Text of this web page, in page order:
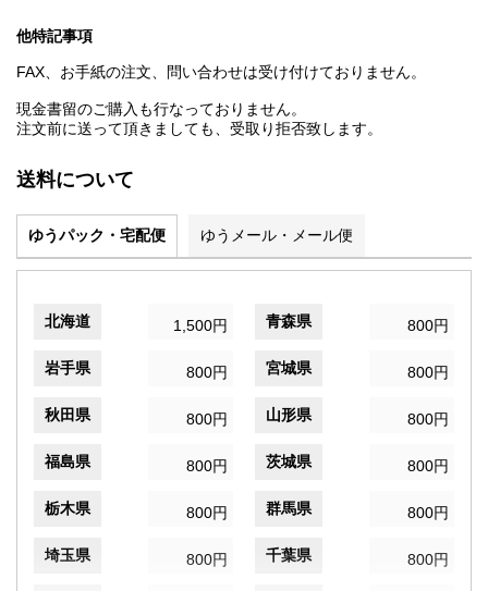
他特記事項
FAX、お手紙の注文、問い合わせは受け付けておりません。
現金書留のご購入も行なっておりません。
注文前に送って頂きましても、受取り拒否致します。
送料について
ゆうパック・宅配便 ゆうメール・メール便
北海道 1,500円 青森県 800円
岩手県 800円 宮城県 800円
秋田県 800円 山形県 800円
福島県 800円 茨城県 800円
栃木県 800円 群馬県 800円
埼玉県 800円 千葉県 800円